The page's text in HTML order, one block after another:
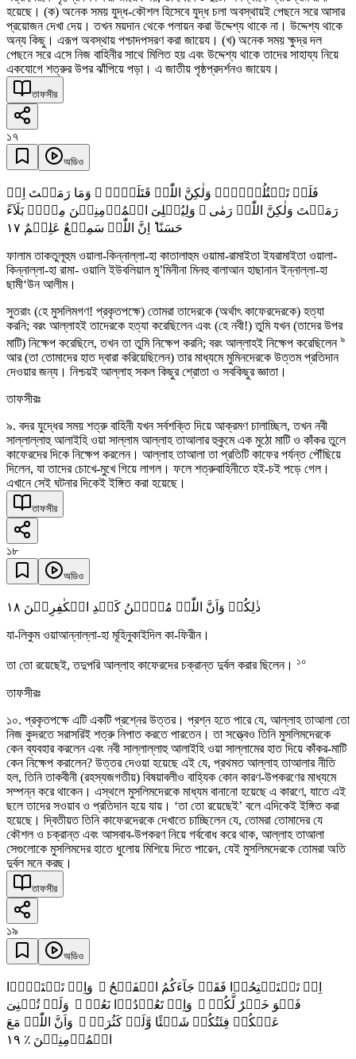
হয়েছে। (ক) অনেক সময় যুদ্ধ-কৌশল হিসেবে যুদ্ধ চলা অবস্থায়ই পেছনে সরে আসার
প্রয়োজন দেখা দেয়। তখন ময়দান থেকে পলায়ন করা উদ্দেশ্য থাকে না। উদ্দেশ্য থাকে
অন্য কিছু। এরূপ অবস্থায় পশ্চাদপসরণ করা জায়েয। (খ) অনেক সময় ক্ষুদ্র দল
পেছনে সরে এসে নিজ বাহিনীর সাথে মিলিত হয় এবং উদ্দেশ্য থাকে তাদের সাহায্য নিয়ে
একযোগে শত্রুর উপর ঝাঁপিয়ে পড়া। এ জাতীয় পৃষ্ঠপ্রদর্শনও জায়েয।
তাফসীর
১৭
অডিও
فَلَمۡ تَقۡتُلُوۡہُمۡ وَلٰکِنَّ اللّٰہَ قَتَلَہُمۡ ۪ وَمَا رَمَیۡتَ اِذۡ
رَمَیۡتَ وَلٰکِنَّ اللّٰہَ رَمٰی ۚ وَلِیُبۡلِیَ الۡمُؤۡمِنِیۡنَ مِنۡہُ بَلَآءً
حَسَنًا ؕ اِنَّ اللّٰہَ سَمِیۡعٌ عَلِیۡمٌ ١٧
ফালাম তাকতুলূহুম ওয়ালা-কিন্নাল্লা-হা কাতালাহুম ওয়ামা-রামাইতা ইযরামাইতা ওয়ালা-
কিন্নাল্লা-হা রামা- ওয়ালি ইউবলিয়াল মু’মিনীনা মিনহু বালাআন হাছানান ইন্নাল্লা-হা
ছামী‘উন আলীম।
সুতরাং (হে মুসলিমগণ! প্রকৃতপক্ষে) তোমরা তাদেরকে (অর্থাৎ কাফেরদেরকে) হত্যা
করনি; বরং আল্লাহই তাদেরকে হত্যা করেছিলেন এবং (হে নবী!) তুমি যখন (তাদের উপর
মাটি) নিক্ষেপ করেছিলে, তখন তা তুমি নিক্ষেপ করনি; বরং আল্লাহই নিক্ষেপ করেছিলেন ৯
আর (তা তোমাদের হাত দ্বারা করিয়েছিলেন) তার মাধ্যমে মুমিনদেরকে উত্তম প্রতিদান
দেওয়ার জন্য। নিশ্চয়ই আল্লাহ সকল কিছুর শ্রোতা ও সবকিছুর জ্ঞাতা।
তাফসীরঃ
৯. বদর যুদ্ধের সময় শত্রু বাহিনী যখন সর্বশক্তি দিয়ে আক্রমণ চালাচ্ছিল, তখন নবী
সাল্লাল্লাহু আলাইহি ওয়া সাল্লাম আল্লাহ তাআলার হুকুমে এক মুঠো মাটি ও কাঁকর তুলে
কাফেরদের দিকে নিক্ষেপ করলেন। আল্লাহ তাআলা তা প্রতিটি কাফের পর্যন্ত পৌঁছিয়ে
দিলেন, যা তাদের চোখে-মুখে গিয়ে লাগল। ফলে শত্রুবাহিনীতে হই-চই পড়ে গেল।
এখানে সেই ঘটনার দিকেই ইঙ্গিত করা হয়েছে।
তাফসীর
১৮
অডিও
ذٰلِکُمۡ وَاَنَّ اللّٰہَ مُوۡہِنُ کَیۡدِ الۡکٰفِرِیۡنَ ١٨
যা-লিকুম ওয়াআন্নাল্লা-হা মূহিনুকাইদিল কা-ফিরীন।
তা তো রয়েছেই, তদুপরি আল্লাহ কাফেরদের চক্রান্ত দুর্বল করার ছিলেন। ১০
তাফসীরঃ
১০. প্রকৃতপক্ষে এটি একটি প্রশ্নের উত্তর। প্রশ্ন হতে পারে যে, আল্লাহ তাআলা তো
নিজ কুদরতে সরাসরিই শত্রু নিপাত করতে পারতেন। তা সত্ত্বেও তিনি মুসলিমদেরকে
কেন ব্যবহার করলেন এবং নবী সাল্লাল্লাহু আলাইহি ওয়া সাল্লামের হাত দিয়ে কাঁকর-মাটি
কেন নিক্ষেপ করালেন? উত্তর দেওয়া হয়েছে এই যে, প্রথমত আল্লাহ তাআলার নীতি
হল, তিনি তাকবীনী (রহস্যজগতীয়) বিষয়াবলীও বাহ্যিক কোন কারণ-উপকরণের মাধ্যমে
সম্পন্ন করে থাকেন। এস্থলে মুসলিমদেরকে মাধ্যম বানানো হয়েছে এ কারণে, যাতে এই
ছলে তাদের সওয়াব ও প্রতিদান হয়ে যায়। ‘তা তো রয়েছেই’ বলে এদিকেই ইঙ্গিত করা
হয়েছে। দ্বিতীয়ত তিনি কাফেরদেরকে দেখাতে চাচ্ছিলেন যে, তোমরা তোমাদের যে
কৌশল ও চক্রান্ত এবং আসবাব-উপকরণ নিয়ে গর্ববোধ করে থাক, আল্লাহ তাআলা
সেগুলোকে মুসলিমদের হাতে ধুলোয় মিশিয়ে দিতে পারেন, যেই মুসলিমদেরকে তোমরা অতি
দুর্বল মনে করছ।
তাফসীর
১৯
অডিও
اِنۡ تَسۡتَفۡتِحُوۡا فَقَدۡ جَآءَکُمُ الۡفَتۡحُ ۚ وَاِنۡ تَنۡتَہُوۡا
فَہُوَ خَیۡرٌ لَّکُمۡ ۚ وَاِنۡ تَعُوۡدُوۡا نَعُدۡ ۚ وَلَنۡ تُغۡنِیَ
عَنۡکُمۡ فِئَتُکُمۡ شَیۡئًا وَّلَوۡ کَثُرَتۡ ۙ وَاَنَّ اللّٰہَ مَعَ
الۡمُؤۡمِنِیۡنَ ٪ ١٩